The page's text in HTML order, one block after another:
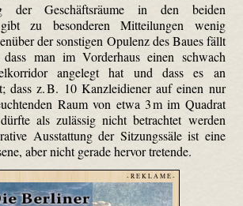
der Geschäftsräume in den beiden
gibt zu besonderen Mitteilungen wenig
der sonstigen Opulenz des Baues fällt
man im Vorderhaus einen schwach
angelegt hat und dass es an
dass z. B. 10 Kanzleidiener auf einen nur
Raum von etwa 3 m im Quadrat
als zulässig nicht betrachtet werden
Ausstattung der Sitzungssäle ist eine
aber nicht gerade hervor tretende.
- R E K L A M E -